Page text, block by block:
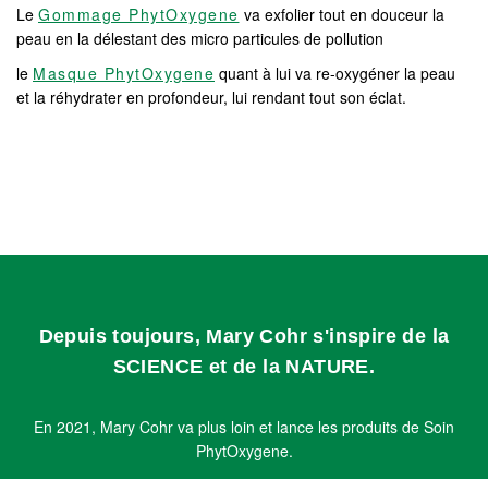
Le Gommage PhytOxygene va exfolier tout en douceur la
peau en la délestant des micro particules de pollution
le Masque PhytOxygene quant à lui va re-oxygéner la peau
et la réhydrater en profondeur, lui rendant tout son éclat.
Depuis toujours, Mary Cohr s'inspire de la
SCIENCE et de la NATURE.
En 2021, Mary Cohr va plus loin et lance les produits de Soin
PhytOxygene.